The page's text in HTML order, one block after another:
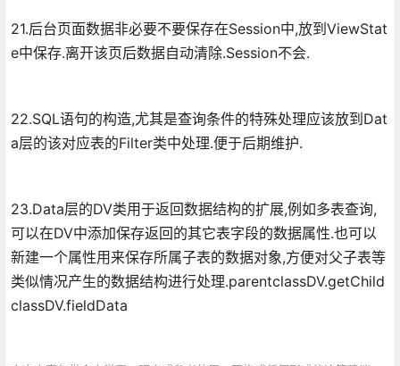
21.后台页面数据非必要不要保存在Session中,放到ViewStat
e中保存.离开该页后数据自动清除.Session不会.
22.SQL语句的构造,尤其是查询条件的特殊处理应该放到Dat
a层的该对应表的Filter类中处理.便于后期维护.
23.Data层的DV类用于返回数据结构的扩展,例如多表查询,
可以在DV中添加保存返回的其它表字段的数据属性.也可以
新建一个属性用来保存所属子表的数据对象,方便对父子表等
类似情况产生的数据结构进行处理.parentclassDV.getChild
classDV.fieldData